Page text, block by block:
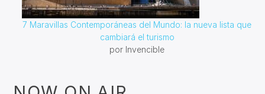
7 Maravillas Contemporáneas del Mundo: la nueva lista que
cambiará el turismo
por Invencible